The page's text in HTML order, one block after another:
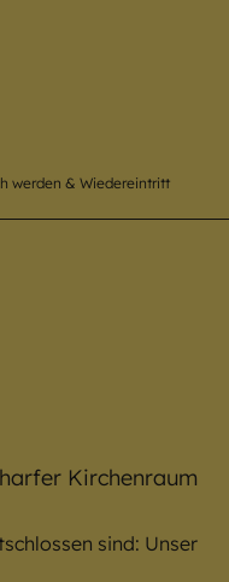
werden & Wiedereintritt
sind: Unser